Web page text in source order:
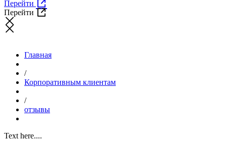
Перейти
Перейти
Главная
/
Корпоративным клиентам
/
отзывы
Text here....